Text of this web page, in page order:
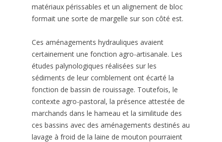
matériaux périssables et un alignement de bloc
formait une sorte de margelle sur son côté est.
Ces aménagements hydrauliques avaient
certainement une fonction agro-artisanale. Les
études palynologiques réalisées sur les
sédiments de leur comblement ont écarté la
fonction de bassin de rouissage. Toutefois, le
contexte agro-pastoral, la présence attestée de
marchands dans le hameau et la similitude des
ces bassins avec des aménagements destinés au
lavage à froid de la laine de mouton pourraient